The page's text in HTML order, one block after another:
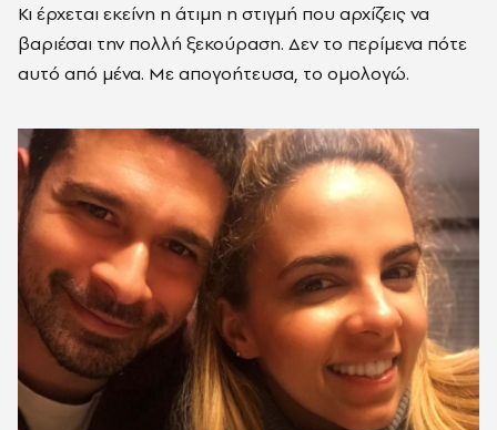
Κι έρχεται εκείνη η άτιμη η στιγμή που αρχίζεις να
βαριέσαι την πολλή ξεκούραση. Δεν το περίμενα πότε
αυτό από μένα. Με απογοήτευσα, το ομολογώ.